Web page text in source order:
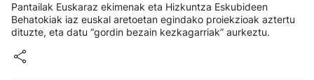
Pantailak Euskaraz ekimenak eta Hizkuntza Eskubideen
Behatokiak iaz euskal aretoetan egindako proiekzioak aztertu
dituzte, eta datu “gordin bezain kezkagarriak” aurkeztu.